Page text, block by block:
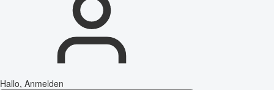
Hallo, Anmelden